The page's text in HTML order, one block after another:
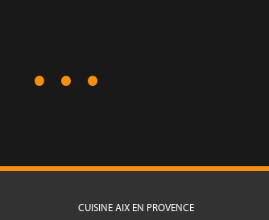
CUISINE AIX EN PROVENCE